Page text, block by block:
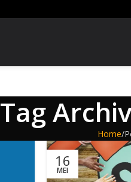
Tag
Home
16
MEI